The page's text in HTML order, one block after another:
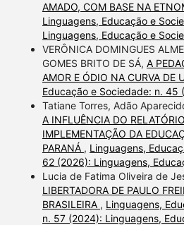
AMADO, COM BASE NA
Linguagens, Educação e
Linguagens, Educação e
VERÔNICA DOMINGUES
GOMES BRITO DE SÁ, A
AMOR E ÓDIO NA CURVA DE
Educação e Sociedade: n. 45
Tatiane Torres, Adão
A INFLUÊNCIA DO
IMPLEMENTAÇÃO DA
PARANÁ , Linguagens,
62 (2026): Linguagens,
Lucia de Fatima Oliveira de
LIBERTADORA DE PAULO
BRASILEIRA , Linguagens,
n. 57 (2024): Linguagens,